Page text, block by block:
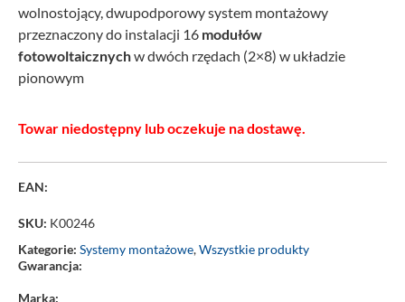
wolnostojący, dwupodporowy system montażowy
przeznaczony do instalacji 16 modułów
fotowoltaicznychw dwóch rzędach (2×8) w układzie
pionowym
Towar niedostępny lub oczekuje na dostawę.
EAN:
SKU: K00246
Kategorie: Systemy montażowe,Wszystkie produkty
Gwarancja:
Marka: